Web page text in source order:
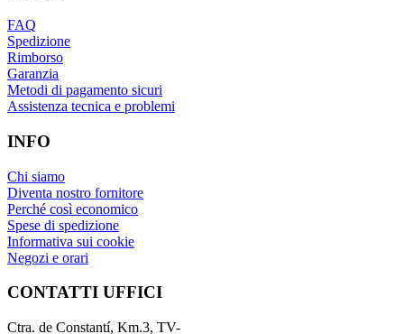
FAQ
Spedizione
Rimborso
Garanzia
Metodi di pagamento sicuri
Assistenza tecnica e problemi
INFO
Chi siamo
Diventa nostro fornitore
Perché così economico
Spese di spedizione
Informativa sui cookie
Negozi e orari
CONTATTI UFFICI
Ctra. de Constantí, Km.3, TV-